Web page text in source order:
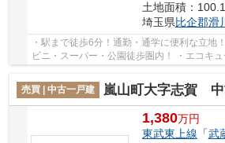
土地面積：
埼玉県比企郡滑
・駅まで徒歩6分！通勤・通学に便利な立地
ビニ・スーパー・公園徒歩圏内！ ・エコキュ
売買 | 中古一戸建
嵐山町大字志賀
1,380万円
東武東上線 「武